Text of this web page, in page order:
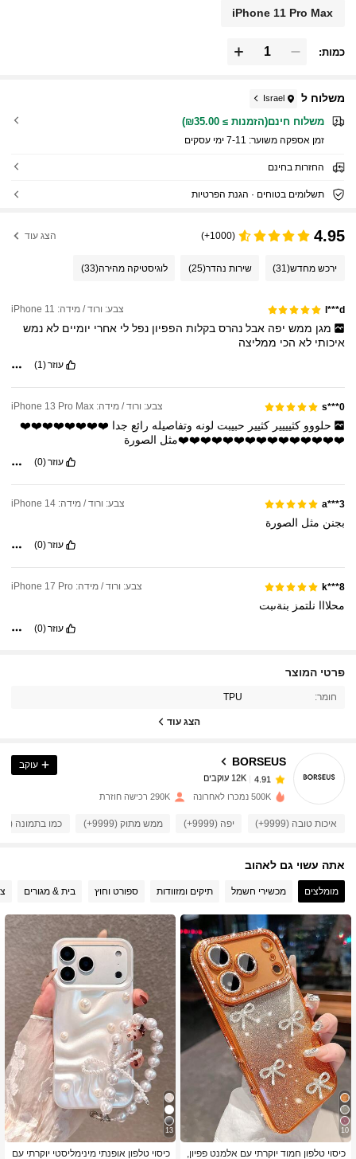
iPhone 11 Pro Max
כמות:
משלוח ל Israel
משלוח חינם(הזמנות ≥ ₪35.00)
זמן אספקה ​​משוער: 7-11 ימי עסקים
החזרות בחינם
תשלומים בטוחים · הגנת הפרטיות
4.95
(1000+) הצג עוד
ירכש מחדש(31) שירות נהדר(25) לוגיסטיקה מהירה(33)
l***d צבע: ורוד / מידה: iPhone 11
מגן ממש יפה אבל נהרס בקלות הפפיון נפל לי אחרי יומיים לא נמש
איכותילא הכי ממליצה
עוזר(1)
s***0 צבע: ורוד / מידה: iPhone 13 Pro Max
حلووو كثيييير كثيير حبيبت لونه وتفاصيله رائع جدا ❤️❤️❤️❤️❤️❤️❤️❤️
❤️❤️❤️❤️❤️❤️❤️❤️❤️❤️❤️❤️❤️❤️❤️مثل الصورة
עוזר(0)
a***3 צבע: ורוד / מידה: iPhone 14
بجنن مثل الصورة
עוזר(0)
k***8 צבע: ורוד / מידה: iPhone 17 Pro
محلااا نلتمز بنةىبت
עוזר(0)
פרטי המוצר
חומר: TPU
הצג עוד
BORSEUS
י***ה שילם לפני יום אחד
4.91 12K עוקבים
4.91 12K עוקבים
4.91 12K עוקבים
4.91 12K עוקבים
4.91 12K עוקבים
4.91
עוקב
500K נמכרו לאחרונה 290K רכישה חוזרת
איכות טובה (9999+) יפה (9999+) ממש מתוק (9999+) כמו בתמונה (9999+)
אתה עשוי גם לאהוב
מומלצים מכשירי חשמל תיקים ומזוודות ספורט וחוץ בית & מגורים
10
כיסוי טלפון חמוד יוקרתי עם אלמנט פפיון,
13
כיסוי טלפון אופנתי מינימליסטי יוקרתי עם